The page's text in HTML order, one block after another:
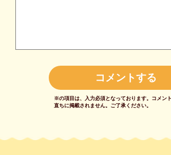
※の項目は、入力必須となっております。 コメン
直ちに掲載されません。 ご了承ください。